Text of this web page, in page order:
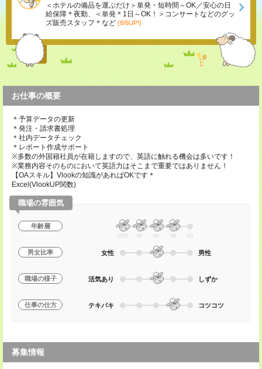
＜ホテルの備品を運ぶだけ＞単発・短時間～OK／安心の日
給保障＊夜勤、＜単発＊1日～OK！＞コンサートなどのグッ
ズ販売スタッフ＊など (8/6UP!)
お仕事の概要
＊予算データの更新
＊発注・請求書処理
＊社内データチェック
＊レポート作成サポート
※多数の外国籍社員が在籍しますので、英語に触れる機会は多いです！
※業務内容そのものにおいて英語力はそこまで重要ではありません！
【OAスキル】Vlookの知識があればOKです＊
Excel(VlookUP関数)
職場の雰囲気
年齢層
20代 30 40 50 60
男女比率 女性 男性
職場の様子 活気あり しずか
仕事の仕方 テキパキ コツコツ
募集情報